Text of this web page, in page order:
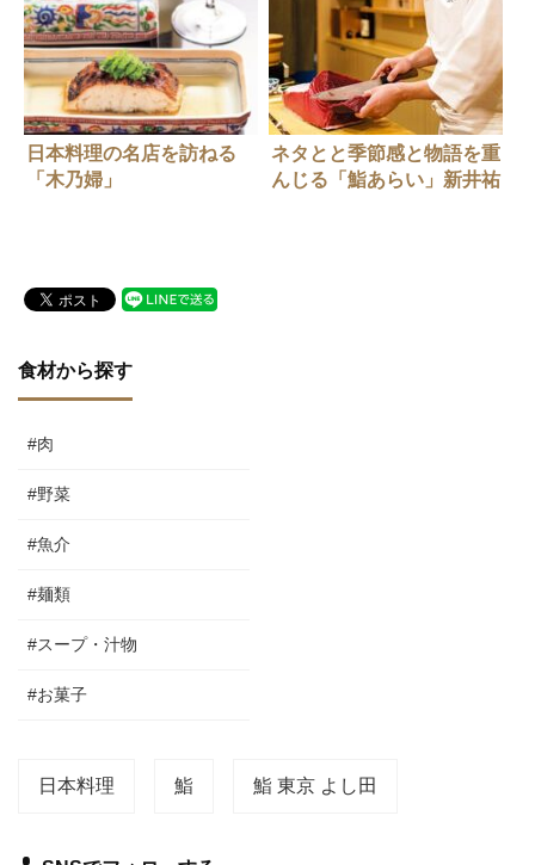
日本料理の名店を訪ねる
「木乃婦」
ネタとと季節感と物語を重
んじる「鮨あらい」新井祐
食材から探す
#肉
#野菜
#魚介
#麺類
#スープ・汁物
#お菓子
日本料理 鮨 鮨 東京 よし田